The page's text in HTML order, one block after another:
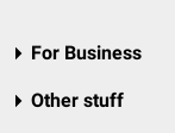
For Business
Other stuff